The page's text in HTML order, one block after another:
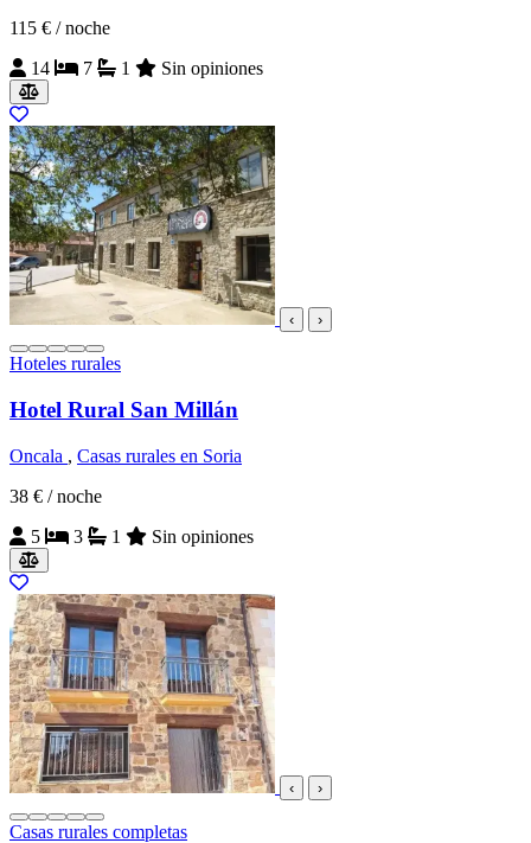
115 € / noche
14
7 1 Sin opiniones
‹ ›
Hoteles rurales
Hotel Rural San Millán
Oncala , Casas rurales en Soria
38 € / noche
5
3 1 Sin opiniones
‹ ›
Casas rurales completas